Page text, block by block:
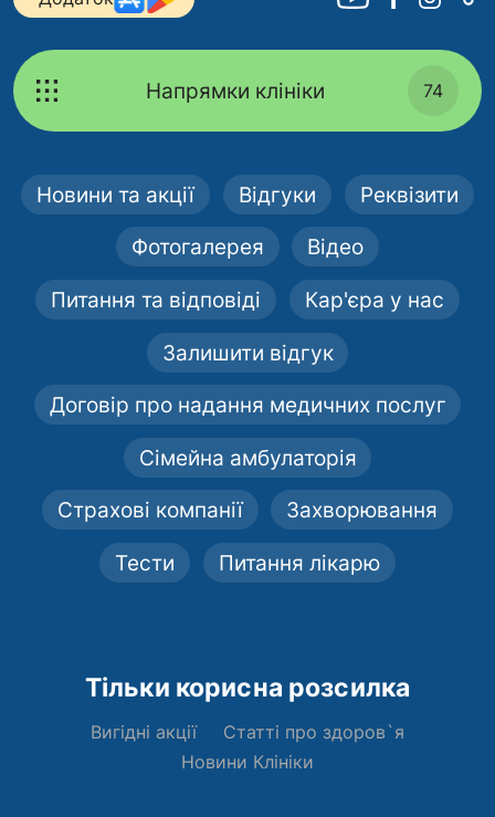
Напрямки клініки 74
Новини та акції Відгуки Реквізити
Фотогалерея Відео
Питання та відповіді Кар'єра у нас
Залишити відгук
Договір про надання медичних послуг
Сімейна амбулаторія
Страхові компанії Захворювання
Тести Питання лікарю
Тільки корисна розсилка
Вигідні акції
Статті про здоров`я
Новини Клініки